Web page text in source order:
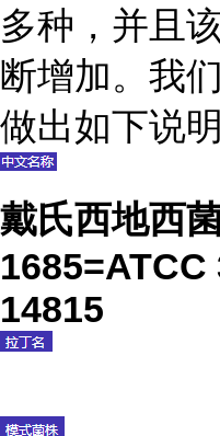
多种，并且
断增加。我
做出如下说明
戴氏西地西
14815